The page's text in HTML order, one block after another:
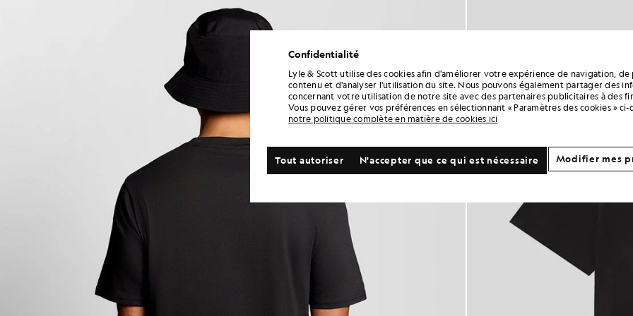
Confidentialité
Lyle & Scott utilise des cookies afin d'améliorer votre expérience de navigation, de
contenu et d'analyser l'utilisation du site. Nous pouvons également partager des
concernant votre utilisation de notre site avec des partenaires publicitaires à des
Vous pouvez gérer vos préférences en sélectionnant « Paramètres des cookies » ci-
notre politique complète en matière de cookies ici
N'accepter que ce qui est nécessaire
Tout autoriser Modifier mes